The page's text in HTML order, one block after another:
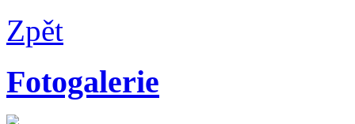
Zpět
Fotogalerie